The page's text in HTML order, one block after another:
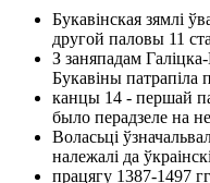
Букавінская зямлі
другой паловы 11
З заняпадам
Букавіны патрапіла
канцы 14 - першай
было перадзеле на
Воласьці
належалі да
працягу 1387-1497